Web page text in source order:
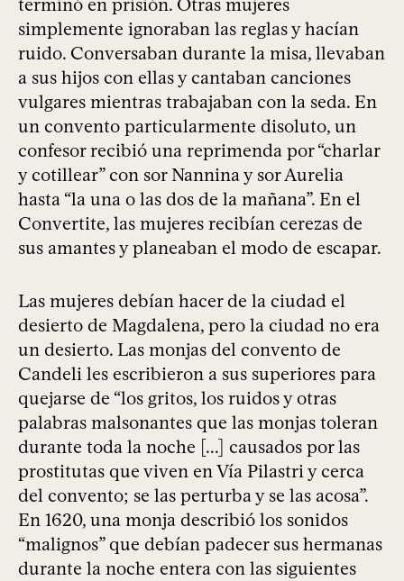
terminó en prisión. Otras mujeres
simplemente ignoraban las reglas y hacían
ruido. Conversaban durante la misa, llevaban
a sus hijos con ellas y cantaban canciones
vulgares mientras trabajaban con la seda. En
un convento particularmente disoluto, un
confesor recibió una reprimenda por “charlar
y cotillear” con sor Nannina y sor Aurelia
hasta “la una o las dos de la mañana”. En el
Convertite, las mujeres recibían cerezas de
sus amantes y planeaban el modo de escapar.
Las mujeres debían hacer de la ciudad el
desierto de Magdalena, pero la ciudad no era
un desierto. Las monjas del convento de
Candeli les escribieron a sus superiores para
quejarse de “los gritos, los ruidos y otras
palabras malsonantes que las monjas toleran
durante toda la noche [...] causados por las
prostitutas que viven en Vía Pilastri y cerca
del convento; se las perturba y se las acosa”.
En 1620, una monja describió los sonidos
“malignos” que debían padecer sus hermanas
durante la noche entera con las siguientes